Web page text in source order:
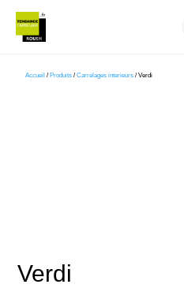
CONSEIL
Accueil / Produits / Carrelages interieurs / Verdi
Verdi